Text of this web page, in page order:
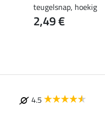
teugelsnap, hoekig
2,49 €
4.5